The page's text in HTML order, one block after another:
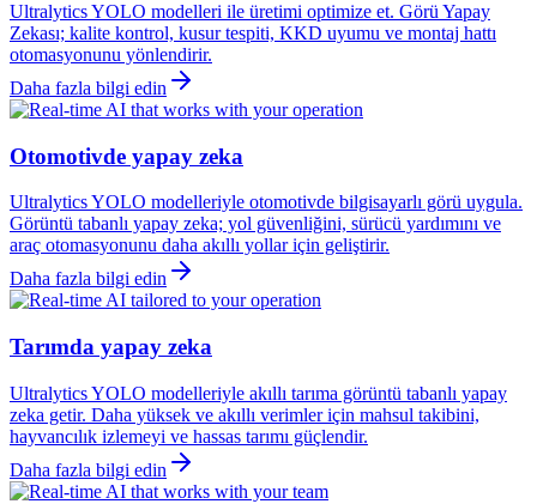
Ultralytics YOLO modelleri ile üretimi optimize et. Görü Yapay
Zekası; kalite kontrol, kusur tespiti, KKD uyumu ve montaj hattı
otomasyonunu yönlendirir.
Daha fazla bilgi edin
Otomotivde yapay zeka
Ultralytics YOLO modelleriyle otomotivde bilgisayarlı görü uygula.
Görüntü tabanlı yapay zeka; yol güvenliğini, sürücü yardımını ve
araç otomasyonunu daha akıllı yollar için geliştirir.
Daha fazla bilgi edin
Tarımda yapay zeka
Ultralytics YOLO modelleriyle akıllı tarıma görüntü tabanlı yapay
zeka getir. Daha yüksek ve akıllı verimler için mahsul takibini,
hayvancılık izlemeyi ve hassas tarımı güçlendir.
Daha fazla bilgi edin